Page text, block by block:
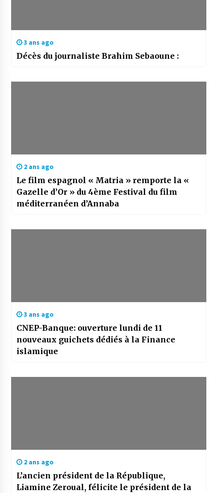
3 ans ago
Décès du journaliste Brahim Sebaoune :
2 ans ago
Le film espagnol « Matria » remporte la «
Gazelle d’Or » du 4ème Festival du film
méditerranéen d’Annaba
3 ans ago
CNEP-Banque: ouverture lundi de 11
nouveaux guichets dédiés à la Finance
islamique
2 ans ago
L’ancien président de la République,
Liamine Zeroual, félicite le président de la